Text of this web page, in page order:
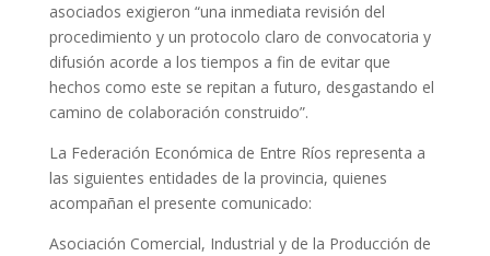
asociados exigieron “una inmediata revisión del
procedimiento y un protocolo claro de convocatoria y
difusión acorde a los tiempos a fin de evitar que
hechos como este se repitan a futuro, desgastando el
camino de colaboración construido”.
La Federación Económica de Entre Ríos representa a
las siguientes entidades de la provincia, quienes
acompañan el presente comunicado:
Asociación Comercial, Industrial y de la Producción de